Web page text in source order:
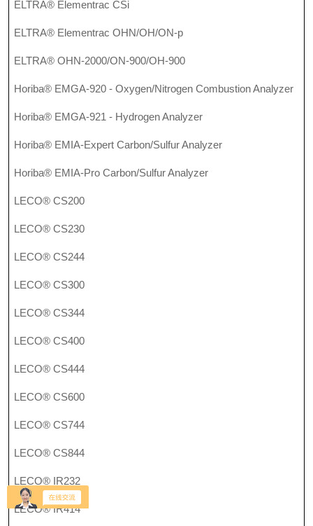
ELTRA® Elementrac CSi
ELTRA® Elementrac OHN/OH/ON-p
ELTRA® OHN-2000/ON-900/OH-900
Horiba® EMGA-920 - Oxygen/Nitrogen Combustion Analyzer
Horiba® EMGA-921 - Hydrogen Analyzer
Horiba® EMIA-Expert Carbon/Sulfur Analyzer
Horiba® EMIA-Pro Carbon/Sulfur Analyzer
LECO® CS200
LECO® CS230
LECO® CS244
LECO® CS300
LECO® CS344
LECO® CS400
LECO® CS444
LECO® CS600
LECO® CS744
LECO® CS844
LECO® IR232
LECO® IR414